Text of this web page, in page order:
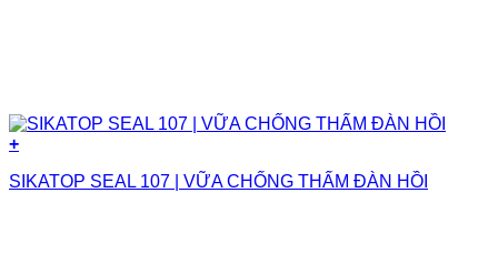
+
SIKATOP SEAL 107 | VỮA CHỐNG THẤM ĐÀN HỒI